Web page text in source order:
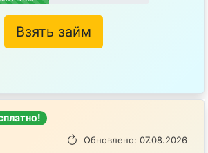
Взять займ
Обновлено: 07.08.2026